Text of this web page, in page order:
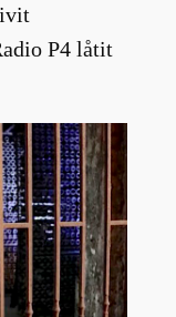
P4 låtit